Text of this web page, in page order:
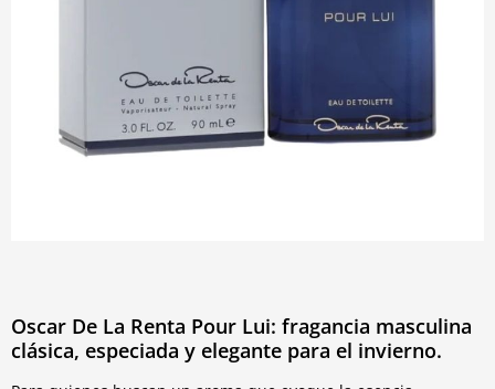
Oscar De La Renta Pour Lui: fragancia masculina
clásica, especiada y elegante para el invierno.